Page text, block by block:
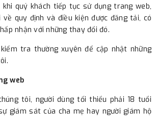
quý khách tiếp tục sử dụng trang web,
quy định và điều kiện được đăng tải, có
nhận với những thay đổi đó.
tra thường xuyên để cập nhật những
web
tôi, người dùng tối thiểu phải 18 tuổi
giám sát của cha mẹ hay người giám hộ